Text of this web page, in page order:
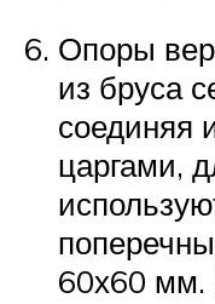
Опоры
из бруса
соединяя
царгами,
60х60 мм.